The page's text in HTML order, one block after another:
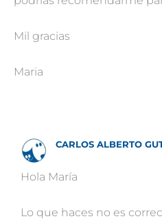
Mil gracias
Maria
CARLOS ALBERTO
Hola María
Lo que haces no es